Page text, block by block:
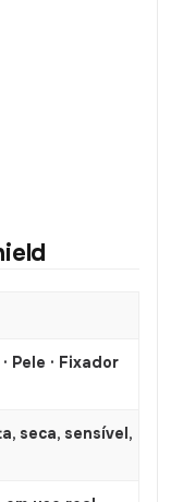
Pele · Fixador
seca, sensível,